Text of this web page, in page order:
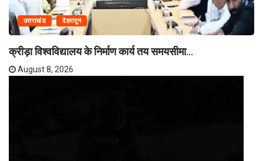
उत्तराखंड देहरादून
क्रीड़ा विश्वविद्यालय के निर्माण कार्य तय समयसीमा...
August 8, 2026